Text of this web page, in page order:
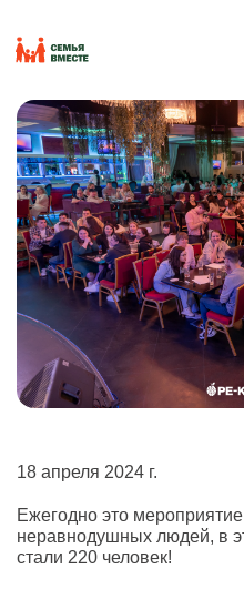
18 апреля 2024 г.
Ежегодно это
неравнодушных людей, в
стали 220 человек!